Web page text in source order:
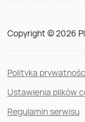
Copyright © 2026
Polityka
Ustawienia plików
Regulamin serwisu